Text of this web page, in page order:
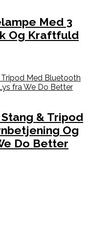
Med 3
Og Kraftfuld
& Tripod
Og
Do Better